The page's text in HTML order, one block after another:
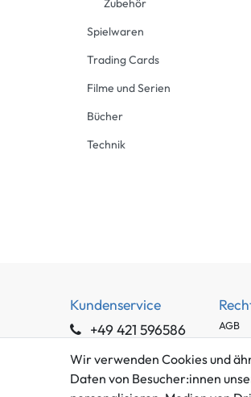
Zubehör
Spielwaren
Trading Cards
Filme und Serien
Bücher
Technik
Kundenservice
+49 421 596586
info@gameworld.de
AGB
Wir verwenden Cookies und
Daten von Besucher:innen